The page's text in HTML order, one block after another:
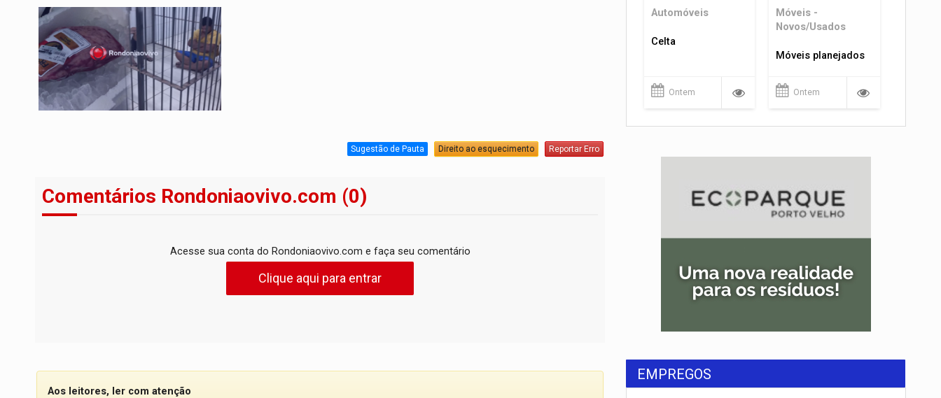
Sugestão de Pauta Direito ao esquecimento Reportar Erro
Comentários Rondoniaovivo.com (0)
Acesse sua conta do Rondoniaovivo.com e faça seu comentário
Clique aqui para entrar
Aos leitores, ler com atenção
Automóveis
Celta
Ontem
Móveis -
Novos/Usados
Móveis planejados
Ontem
EMPREGOS